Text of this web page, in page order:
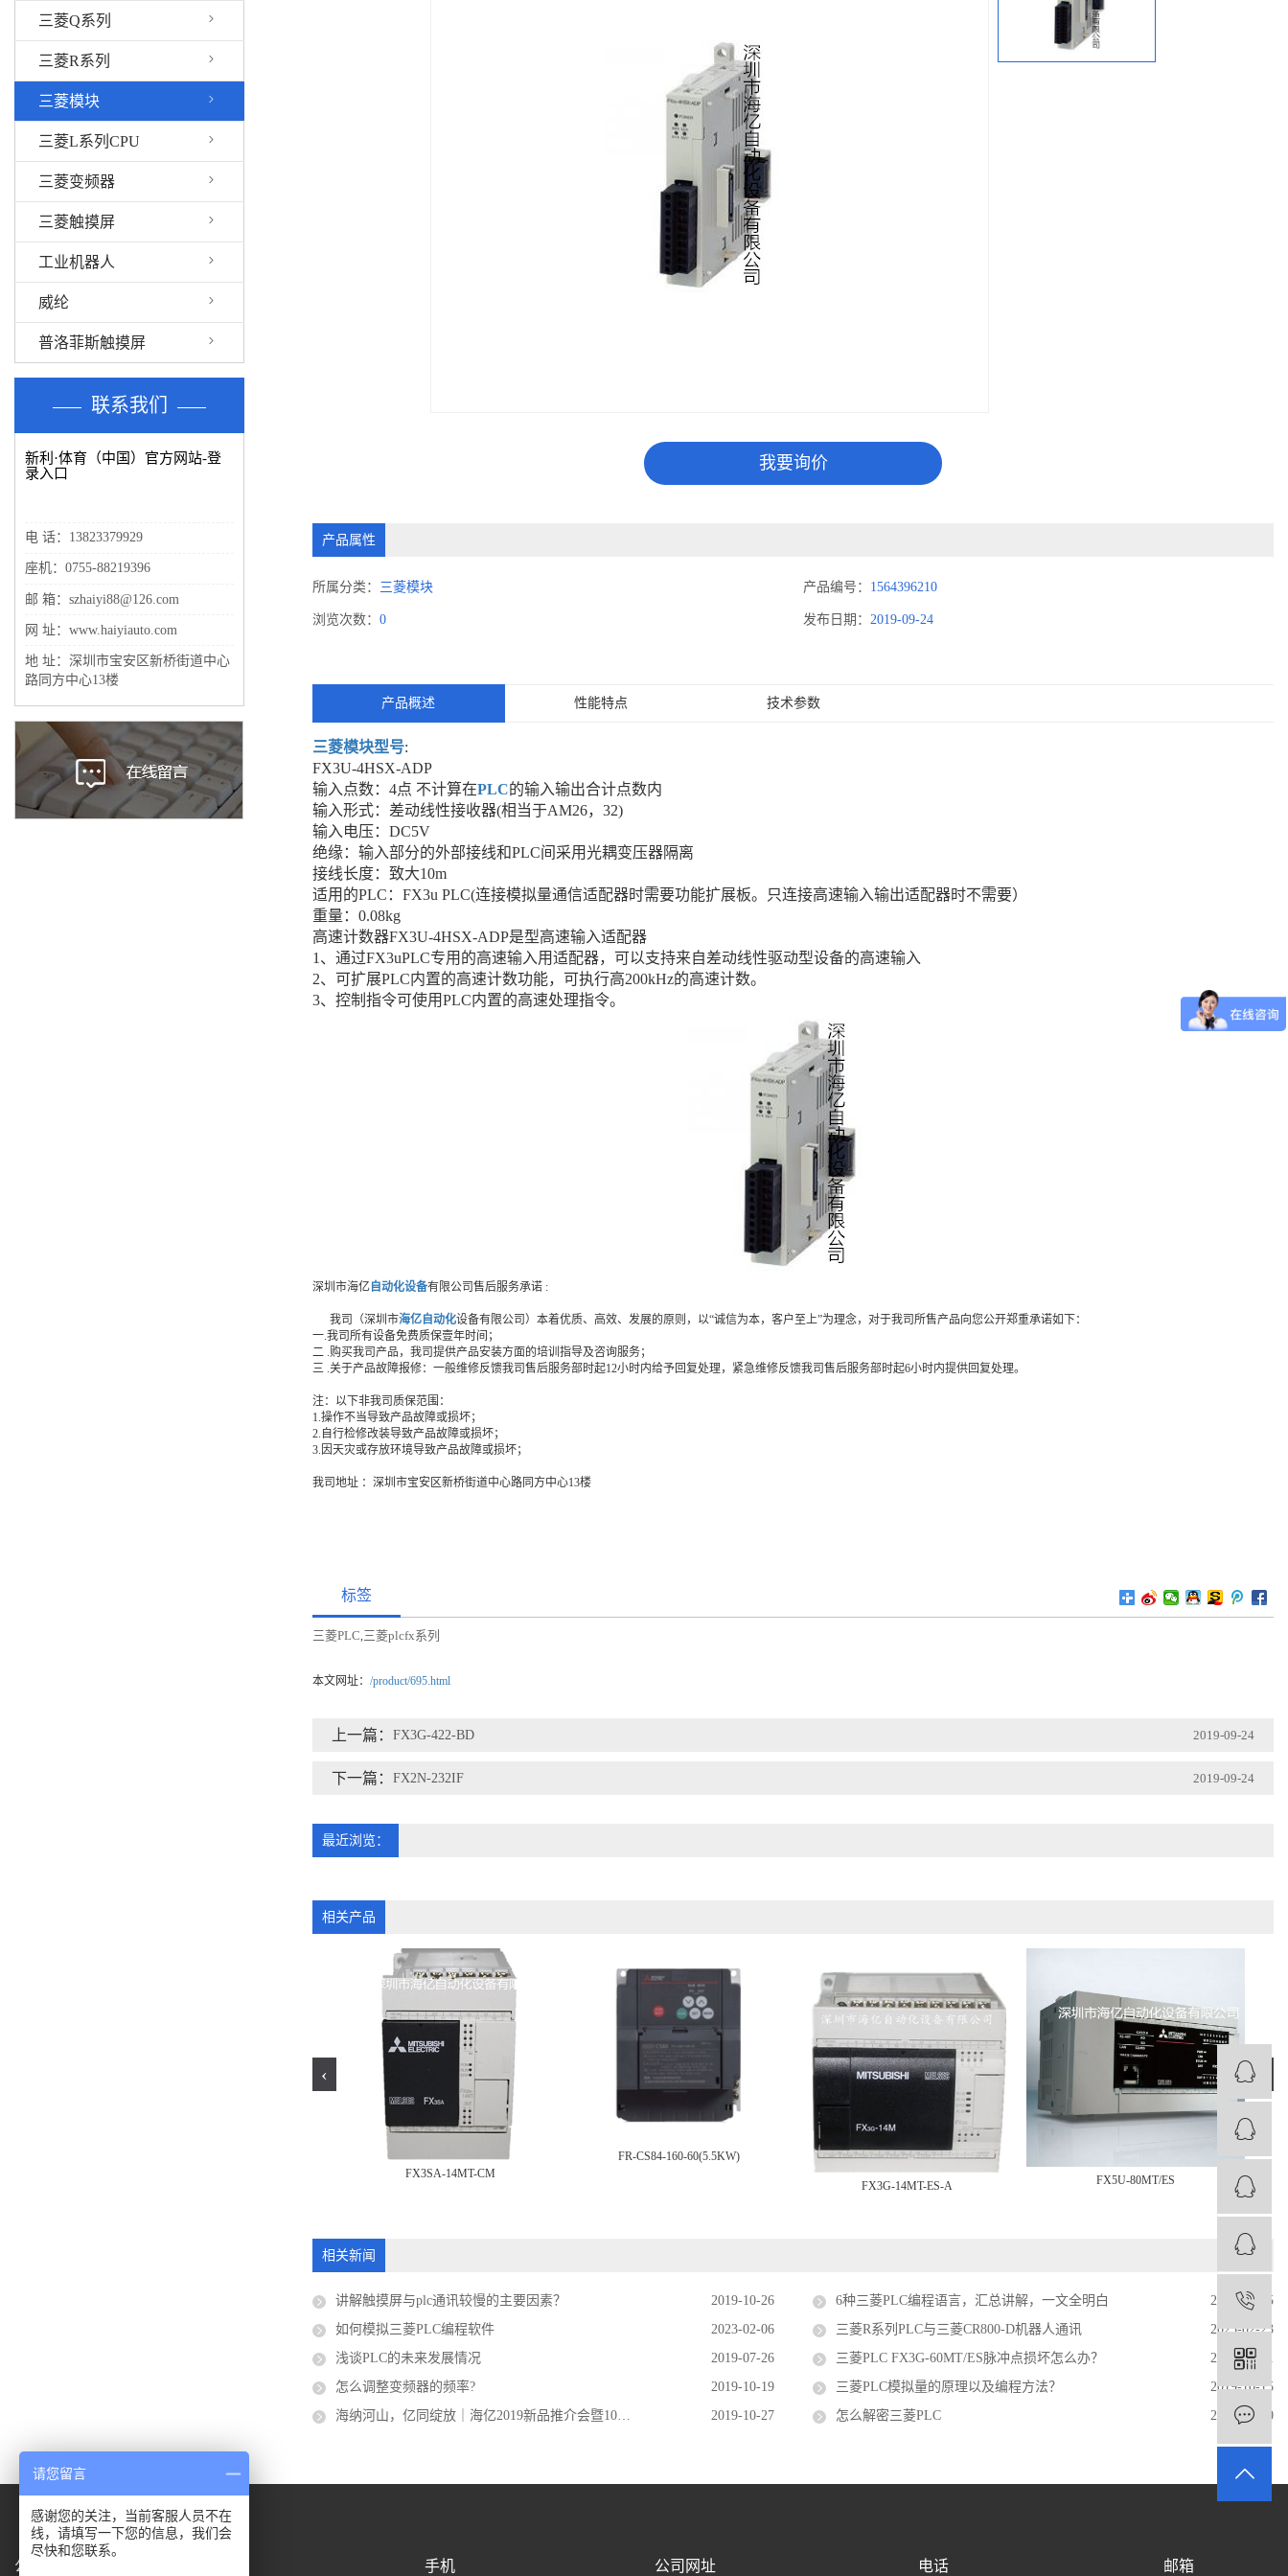
三菱Q系列
三菱R系列
三菱模块
三菱L系列CPU
三菱变频器
三菱触摸屏
工业机器人
威纶
普洛菲斯触摸屏
联系我们
新利·体育（中国）官方网站-登
录入口
电 话：13823379929
座机：0755-88219396
邮 箱：szhaiyi88@126.com
网 址：www.haiyiauto.com
地 址：深圳市宝安区新桥街道中心
路同方中心13楼
我要询价
产品属性
所属分类： 三菱模块 产品编号： 1564396210
浏览次数：0 发布日期： 2019-09-24
产品概述 性能特点 技术参数
三菱模块型号:
FX3U-4HSX-ADP
输入点数：4点 不计算在PLC的输入输出合计点数内
输入形式：差动线性接收器(相当于AM26，32)
输入电压：DC5V
绝缘：输入部分的外部接线和PLC间采用光耦变压器隔离
接线长度：致大10m
适用的PLC：FX3u PLC(连接模拟量通信适配器时需要功能扩展板。只连接高速输入输出适配器时不需要）
重量：0.08kg
高速计数器FX3U-4HSX-ADP是型高速输入适配器
1、通过FX3uPLC专用的高速输入用适配器，可以支持来自差动线性驱动型设备的高速输入
2、可扩展PLC内置的高速计数功能，可执行高200kHz的高速计数。
3、控制指令可使用PLC内置的高速处理指令。
深圳市海亿 自动化设备有限公司售后服务承诺 :
我司（深圳市海亿自动化设备有限公司）本着优质、高效、发展的原则，以“诚信为本，客户至上”为理念，对于我司所售产品向您公开郑重承诺如下：
一.我司所有设备免费质保壹年时间；
二 .购买我司产品，我司提供产品安装方面的培训指导及咨询服务；
三 .关于产品故障报修：一般维修反馈我司售后服务部时起12小时内给予回复处理，紧急维修反馈我司售后服务部时起6小时内提供回复处理。
注：以下非我司质保范围：
1.操作不当导致产品故障或损坏；
2.自行检修改装导致产品故障或损坏；
3.因天灾或存放环境导致产品故障或损坏；
我司地址 ：深圳市宝安区新桥街道中心路同方中心13楼
标签
三菱PLC,三菱plcfx系列
本文网址：/product/695.html
上一篇：FX3G-422-BD 2019-09-24
下一篇：FX2N-232IF 2019-09-24
最近浏览：
相关产品
FX3SA-14MT-CM
FR-CS84-160-60(5.5KW)
FX3G-14MT-ES-A FX5U-80MT/ES
‹
相关新闻
讲解触摸屏与plc通讯较慢的主要因素？ 2019-10-26 6种三菱PLC编程语言，汇总讲解，一文全明白
2022-08-05
如何模拟三菱PLC编程软件
2023-02-06 三菱R系列PLC与三菱CR800-D机器人通讯
2023-02-23
浅谈PLC的未来发展情况
2019-07-26 三菱PLC FX3G-60MT/ES脉冲点损坏怎么办？
2023-03-01
怎么调整变频器的频率?
2019-10-19 三菱PLC模拟量的原理以及编程方法？
2019-10-15
海纳河山，亿同绽放｜海亿2019新品推介会暨10周年庆隆重举行
2019-10-27 怎么解密三菱PLC 2020-06-20
公司地址 手机 公司网址 电话 邮箱
请您留言
感谢您的关注，当前客服人员不在
线，请填写一下您的信息，我们会
尽快和您联系。